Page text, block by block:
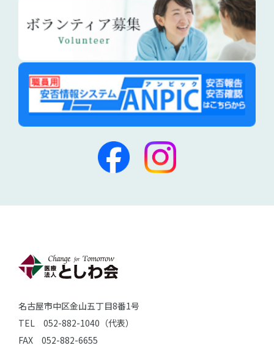
名古屋市中区金山五丁目8番1号
TEL 052-882-1040（代表）
FAX 052-882-6655